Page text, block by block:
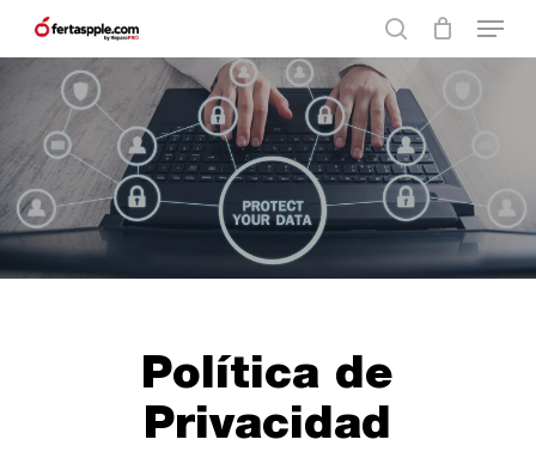
main
content
search
Política de
Privacidad